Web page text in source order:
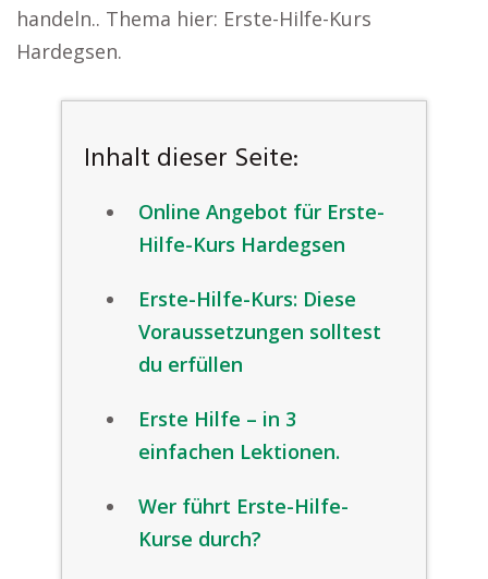
handeln.. Thema hier: Erste-Hilfe-Kurs
Hardegsen.
Inhalt dieser Seite:
Online Angebot für Erste-
Hilfe-Kurs Hardegsen
Erste-Hilfe-Kurs: Diese
Voraussetzungen solltest
du erfüllen
Erste Hilfe – in 3
einfachen Lektionen.
Wer führt Erste-Hilfe-
Kurse durch?